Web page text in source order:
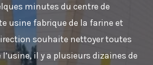
minutes du centre de
usine fabrique de la farine et
souhaite nettoyer toutes
il y a plusieurs dizaines de